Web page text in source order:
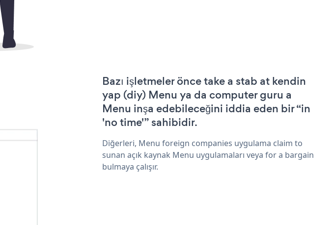
Bazı işletmeler önce take a stab at kendin
yap (diy) Menu ya da computer guru a
Menu inşa edebileceğini iddia eden bir “in
'no time'” sahibidir.
Diğerleri, Menu foreign companies uygulama claim to
sunan açık kaynak Menu uygulamaları veya for a bargain
bulmaya çalışır.